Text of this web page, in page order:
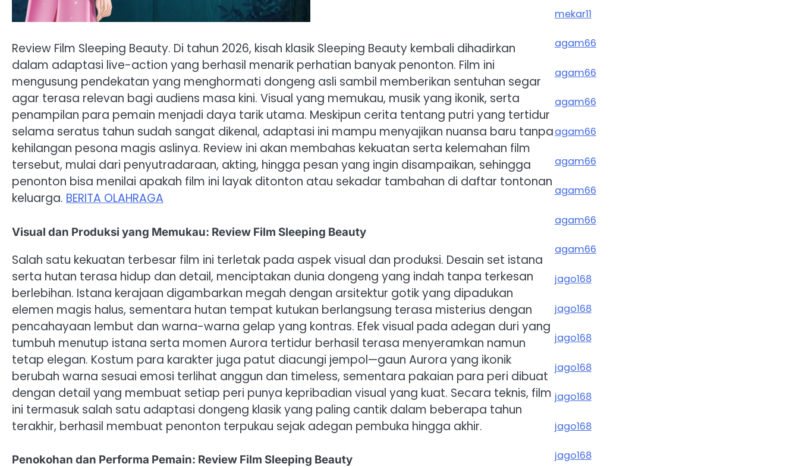
Review Film Sleeping Beauty. Di tahun 2026, kisah klasik Sleeping Beauty kembali dihadirkan
dalam adaptasi live-action yang berhasil menarik perhatian banyak penonton. Film ini
mengusung pendekatan yang menghormati dongeng asli sambil memberikan sentuhan segar
agar terasa relevan bagi audiens masa kini. Visual yang memukau, musik yang ikonik, serta
penampilan para pemain menjadi daya tarik utama. Meskipun cerita tentang putri yang tertidur
selama seratus tahun sudah sangat dikenal, adaptasi ini mampu menyajikan nuansa baru tanpa
kehilangan pesona magis aslinya. Review ini akan membahas kekuatan serta kelemahan film
tersebut, mulai dari penyutradaraan, akting, hingga pesan yang ingin disampaikan, sehingga
penonton bisa menilai apakah film ini layak ditonton atau sekadar tambahan di daftar tontonan
keluarga. BERITA OLAHRAGA
Visual dan Produksi yang Memukau: Review Film Sleeping Beauty
Salah satu kekuatan terbesar film ini terletak pada aspek visual dan produksi. Desain set istana
serta hutan terasa hidup dan detail, menciptakan dunia dongeng yang indah tanpa terkesan
berlebihan. Istana kerajaan digambarkan megah dengan arsitektur gotik yang dipadukan
elemen magis halus, sementara hutan tempat kutukan berlangsung terasa misterius dengan
pencahayaan lembut dan warna-warna gelap yang kontras. Efek visual pada adegan duri yang
tumbuh menutup istana serta momen Aurora tertidur berhasil terasa menyeramkan namun
tetap elegan. Kostum para karakter juga patut diacungi jempol—gaun Aurora yang ikonik
berubah warna sesuai emosi terlihat anggun dan timeless, sementara pakaian para peri dibuat
dengan detail yang membuat setiap peri punya kepribadian visual yang kuat. Secara teknis, film
ini termasuk salah satu adaptasi dongeng klasik yang paling cantik dalam beberapa tahun
terakhir, berhasil membuat penonton terpukau sejak adegan pembuka hingga akhir.
Penokohan dan Performa Pemain: Review Film Sleeping Beauty
mekar11
agam66
agam66
agam66
agam66
agam66
agam66
agam66
agam66
jago168
jago168
jago168
jago168
jago168
jago168
jago168